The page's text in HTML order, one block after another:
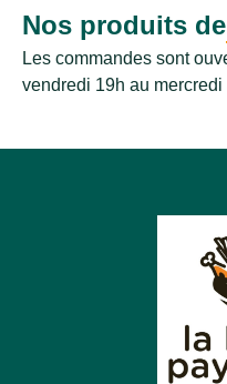
Nos produits
Les commandes sont
vendredi 19h au mercredi